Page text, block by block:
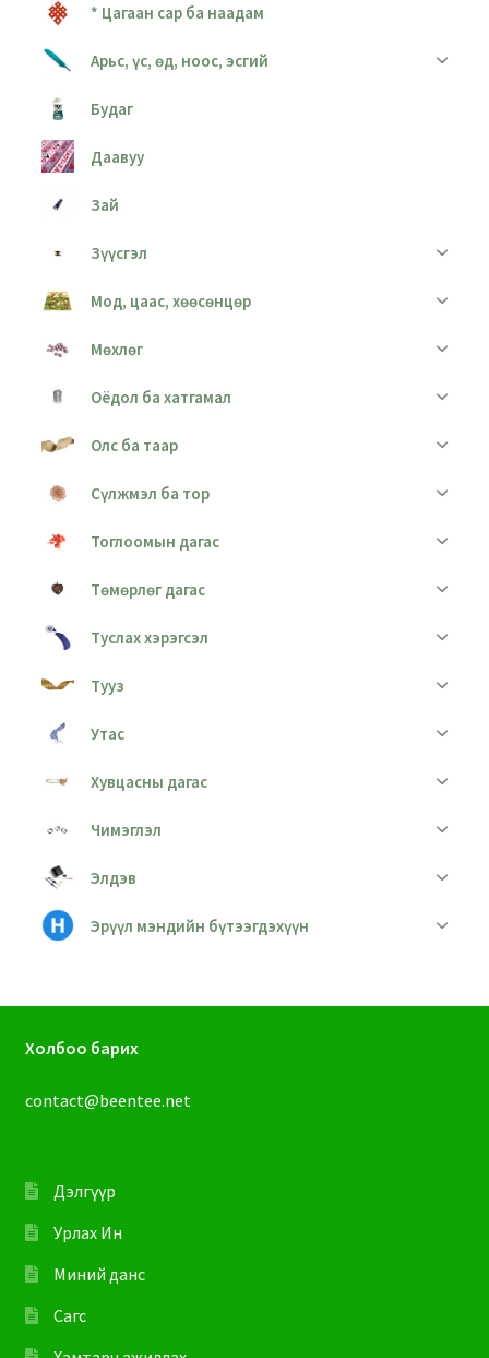
* Цагаан сар ба наадам
Арьс, үс, өд, ноос, эсгий
Будаг
Даавуу
Зай
Зүүсгэл
Мод, цаас, хөөсөнцөр
Мөхлөг
Оёдол ба хатгамал
Олс ба таар
Сүлжмэл ба тор
Тоглоомын дагас
Төмөрлөг дагас
Туслах хэрэгсэл
Тууз
Утас
Хувцасны дагас
Чимэглэл
Элдэв
Эрүүл мэндийн бүтээгдэхүүн
Холбоо барих
contact@beentee.net
Дэлгүүр
Урлах Ин
Миний данс
Сагс